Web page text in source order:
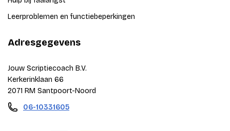
Leerproblemen en functiebeperkingen
Adresgegevens
Jouw Scriptiecoach B.V.
Kerkerinklaan 66
2071 RM Santpoort-Noord
06-10331605